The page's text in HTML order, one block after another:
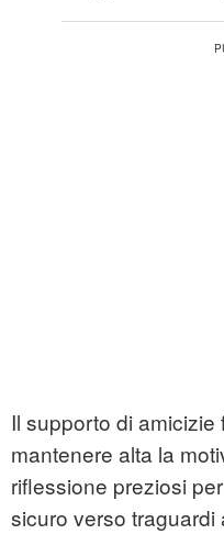
Il supporto di
mantenere alta la
riflessione preziosi
sicuro verso traguardi